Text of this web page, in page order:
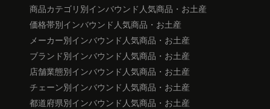
商品カテゴリ別インバウンド人気商品・お土産
価格帯別インバウンド人気商品・お土産
メーカー別インバウンド人気商品・お土産
ブランド別インバウンド人気商品・お土産
店舗業態別インバウンド人気商品・お土産
チェーン別インバウンド人気商品・お土産
都道府県別インバウンド人気商品・お土産